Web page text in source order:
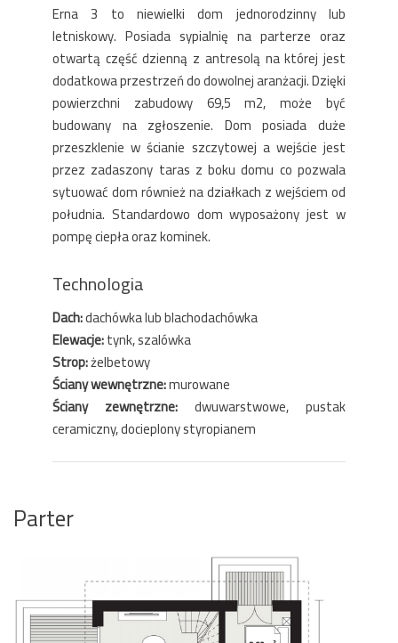
Erna 3 to niewielki dom jednorodzinny lub
letniskowy. Posiada sypialnię na parterze oraz
otwartą część dzienną z antresolą na której jest
dodatkowa przestrzeń do dowolnej aranżacji. Dzięki
powierzchni zabudowy 69,5 m2, może być
budowany na zgłoszenie. Dom posiada duże
przeszklenie w ścianie szczytowej a wejście jest
przez zadaszony taras z boku domu co pozwala
sytuować dom również na działkach z wejściem od
południa. Standardowo dom wyposażony jest w
pompę ciepła oraz kominek.
Technologia
Dach:dachówka lub blachodachówka
Elewacje:tynk, szalówka
Strop:żelbetowy
Ściany wewnętrzne:murowane
Ściany zewnętrzne: dwuwarstwowe, pustak
ceramiczny, docieplony styropianem
Parter